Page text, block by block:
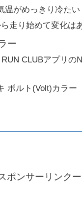
温がめっきり冷たい
走り始めて変化は
ー
RUN CLUBアプリの
ボルト(Volt)カラー
ポンサーリンクー